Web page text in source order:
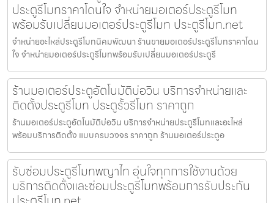
ประตูรีโมทราคาโดนใจ จำหน่ายมอเตอร์ประตูรีโมท
พร้อมรับเปลี่ยนมอเตอร์ประตูรีโมท ประตูรีโมท.net
จำหน่ายอะไหล่ประตูรีโมทนิคมพัฒนา ร้านขายมอเตอร์ประตูรีโมทราคาโดน
ใจ จำหน่ายมอเตอร์ประตูรีโมทพร้อมรับเปลี่ยนมอเตอร์ประตูรี
ร้านมอเตอร์ประตูอัตโนมัติบ่อวิน บริการจำหน่ายและ
ติดตั้งประตูรีโมท ประตูรั้วรีโมท ราคาถูก
ร้านมอเตอร์ประตูอัตโนมัติบ่อวิน บริการจำหน่ายประตูรีโมทและอะไหล่
พร้อมบริการติดตั้ง แบบครบวงจร ราคาถูก ร้านมอเตอร์ประตูอ
รับซ่อมประตูรีโมทพญาไท อุ่นใจทุกการใช้งานด้วย
บริการติดตั้งและซ่อมประตูรีโมทพร้อมการรับประกัน